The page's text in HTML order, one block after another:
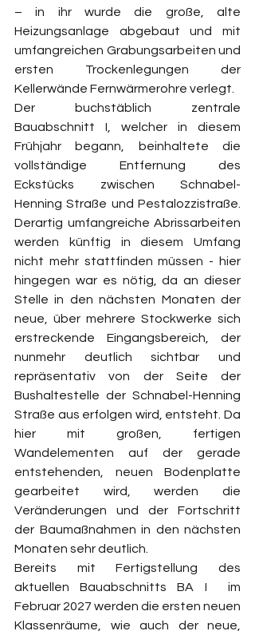
– in ihr wurde die große, alte
Heizungsanlage abgebaut und mit
umfangreichen Grabungsarbeiten und
ersten Trockenlegungen der
Kellerwände Fernwärmerohre verlegt.
Der buchstäblich zentrale
Bauabschnitt I, welcher in diesem
Frühjahr begann, beinhaltete die
vollständige Entfernung des
Eckstücks zwischen Schnabel-
Henning Straße und Pestalozzistraße.
Derartig umfangreiche Abrissarbeiten
werden künftig in diesem Umfang
nicht mehr stattfinden müssen - hier
hingegen war es nötig, da an dieser
Stelle in den nächsten Monaten der
neue, über mehrere Stockwerke sich
erstreckende Eingangsbereich, der
nunmehr deutlich sichtbar und
repräsentativ von der Seite der
Bushaltestelle der Schnabel-Henning
Straße aus erfolgen wird, entsteht. Da
hier mit großen, fertigen
Wandelementen auf der gerade
entstehenden, neuen Bodenplatte
gearbeitet wird, werden die
Veränderungen und der Fortschritt
der Baumaßnahmen in den nächsten
Monaten sehr deutlich.
Bereits mit Fertigstellung des
aktuellen Bauabschnitts BA I  im
Februar 2027 werden die ersten neuen
Klassenräume, wie auch der neue,